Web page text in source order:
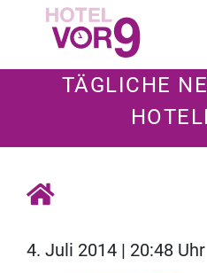
TÄGLICHE
4. Juli 2014 | 20:48 Uhr